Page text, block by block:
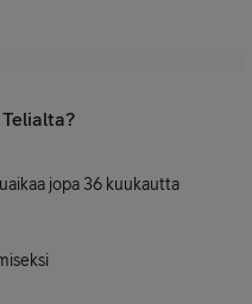
jopa 36 kuukautta